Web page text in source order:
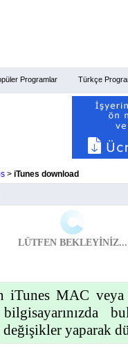
Programlar Türkçe
> iTunes download
LÜTFEN BEKLEYİNİZ...
iTunes MAC
bilgisayarınızda
yaparak